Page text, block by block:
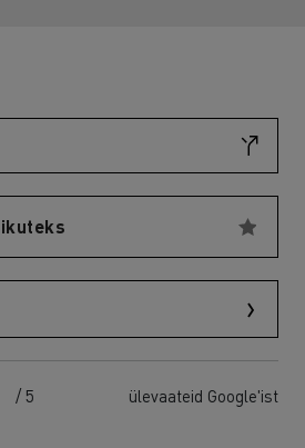
/ 5 ülevaateid Google'ist